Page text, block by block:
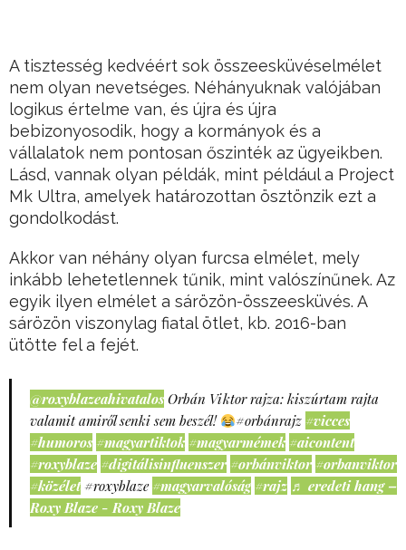
A tisztesség kedvéért sok összeesküvéselmélet
nem olyan nevetséges. Néhányuknak valójában
logikus értelme van, és újra és újra
bebizonyosodik, hogy a kormányok és a
vállalatok nem pontosan őszinték az ügyeikben.
Lásd, vannak olyan példák, mint például a Project
Mk Ultra, amelyek határozottan ösztönzik ezt a
gondolkodást.
Akkor van néhány olyan furcsa elmélet, mely
inkább lehetetlennek tűnik, mint valószínűnek. Az
egyik ilyen elmélet a sárözön-összeesküvés. A
sárözön viszonylag fiatal ötlet, kb. 2016-ban
ütötte fel a fejét.
@roxyblazeahivatalos Orbán Viktor rajza: kiszúrtam rajta
valamit amiről senki sem beszél!
#orbánrajz #vicces
#humoros #magyartiktok #magyarmémek #aicontent
#roxyblaze #digitálisinfluenszer #orbánviktor #orbanviktor
#közélet #roxyblaze #magyarvalóság #rajz ♬ eredeti hang –
Roxy Blaze - Roxy Blaze